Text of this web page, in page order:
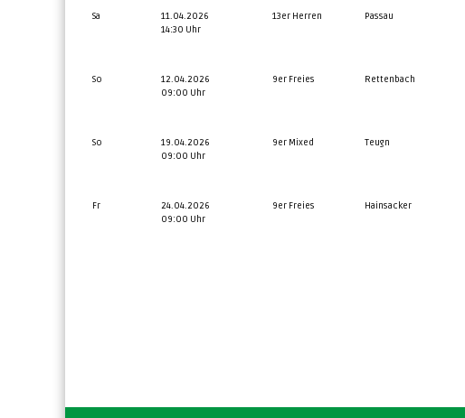
Sa
11.04.2026
14:30 Uhr
13er Herren Passau
So
12.04.2026
09:00 Uhr
9er Freies Rettenbach
So
19.04.2026
09:00 Uhr
9er Mixed Teugn
Fr
24.04.2026
09:00 Uhr
9er Freies Hainsacker